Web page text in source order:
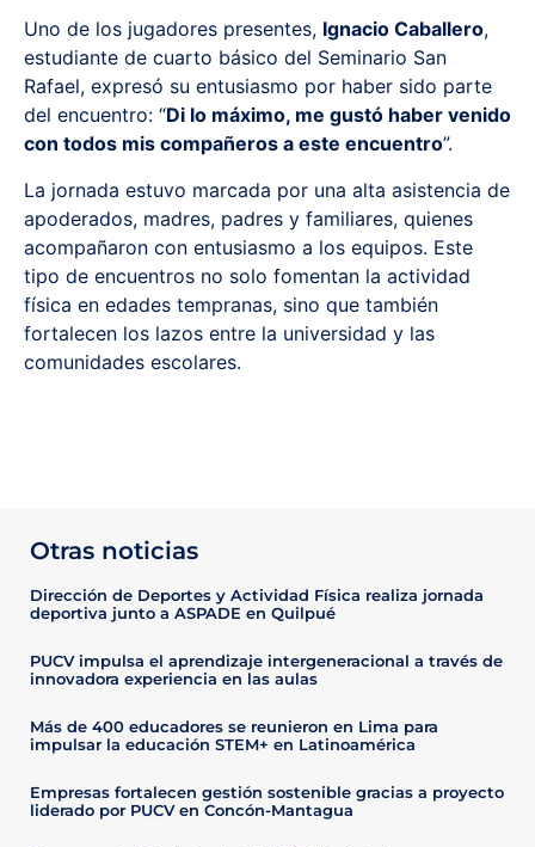
Uno de los jugadores presentes, Ignacio Caballero,
estudiante de cuarto básico del Seminario San
Rafael, expresó su entusiasmo por haber sido parte
del encuentro: “Di lo máximo, me gustó haber venido
con todos mis compañeros a este encuentro”.
La jornada estuvo marcada por una alta asistencia de
apoderados, madres, padres y familiares, quienes
acompañaron con entusiasmo a los equipos. Este
tipo de encuentros no solo fomentan la actividad
física en edades tempranas, sino que también
fortalecen los lazos entre la universidad y las
comunidades escolares.
Otras noticias
Dirección de Deportes y Actividad Física realiza jornada
deportiva junto a ASPADE en Quilpué
PUCV impulsa el aprendizaje intergeneracional a través de
innovadora experiencia en las aulas
Más de 400 educadores se reunieron en Lima para
impulsar la educación STEM+ en Latinoamérica
Empresas fortalecen gestión sostenible gracias a proyecto
liderado por PUCV en Concón-Mantagua